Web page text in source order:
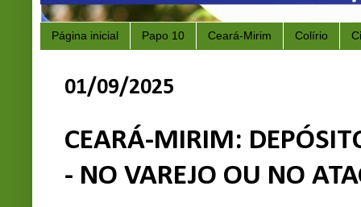
Página inicial Papo 10 Ceará-Mirim Colírio
01/09/2025
CEARÁ-MIRIM:
- NO VAREJO OU NO